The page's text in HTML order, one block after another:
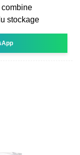
combine
stockage